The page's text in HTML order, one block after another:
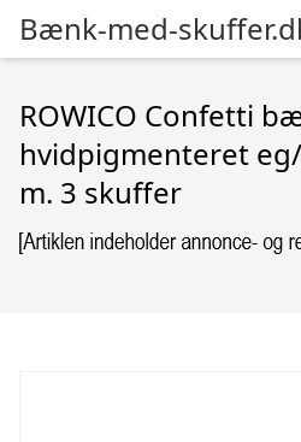
Bænk-med-
ROWICO Confetti
hvidpigmenteret
m. 3 skuffer